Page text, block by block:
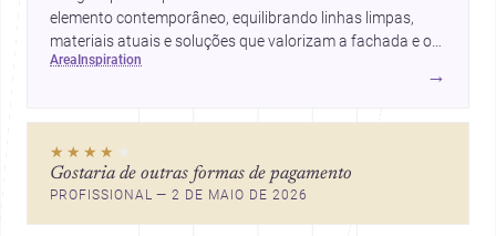
elemento contemporâneo, equilibrando linhas limpas,
materiais atuais e soluções que valorizam a fachada e o
conforto da casa.
area inspiration
→
★★★★ ★
Gostaria de outras formas de pagamento
PROFISSIONAL — 2 DE MAIO DE 2026